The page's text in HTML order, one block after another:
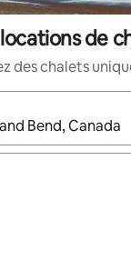
de
des chalets
sont affichés,